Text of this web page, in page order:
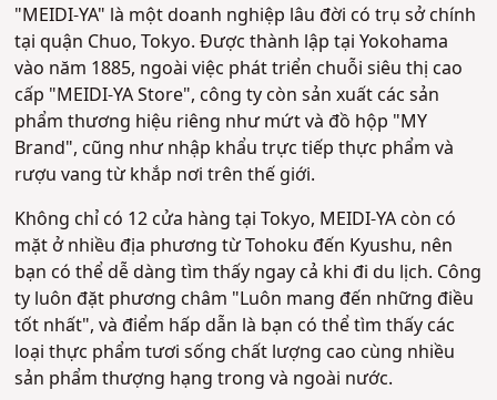
"MEIDI-YA" là một doanh nghiệp lâu đời có trụ sở chính
tại quận Chuo, Tokyo. Được thành lập tại Yokohama
vào năm 1885, ngoài việc phát triển chuỗi siêu thị cao
cấp "MEIDI-YA Store", công ty còn sản xuất các sản
phẩm thương hiệu riêng như mứt và đồ hộp "MY
Brand", cũng như nhập khẩu trực tiếp thực phẩm và
rượu vang từ khắp nơi trên thế giới.
Không chỉ có 12 cửa hàng tại Tokyo, MEIDI-YA còn có
mặt ở nhiều địa phương từ Tohoku đến Kyushu, nên
bạn có thể dễ dàng tìm thấy ngay cả khi đi du lịch. Công
ty luôn đặt phương châm "Luôn mang đến những điều
tốt nhất", và điểm hấp dẫn là bạn có thể tìm thấy các
loại thực phẩm tươi sống chất lượng cao cùng nhiều
sản phẩm thượng hạng trong và ngoài nước.